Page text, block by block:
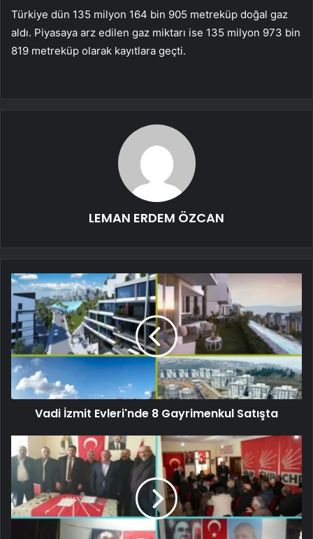
Türkiye dün 135 milyon 164 bin 905 metreküp doğal gaz
aldı. Piyasaya arz edilen gaz miktarı ise 135 milyon 973 bin
819 metreküp olarak kayıtlara geçti.
LEMAN ERDEM ÖZCAN
Vadi İzmit Evleri'nde 8 Gayrimenkul Satışta